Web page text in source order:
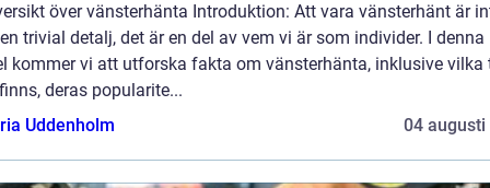
över vänsterhänta Introduktion: Att vara vänsterhänt är
trivial detalj, det är en del av vem vi är som individer. I denna
kommer vi att utforska fakta om vänsterhänta, inklusive vilka
deras popularite...
Uddenholm
04 augusti